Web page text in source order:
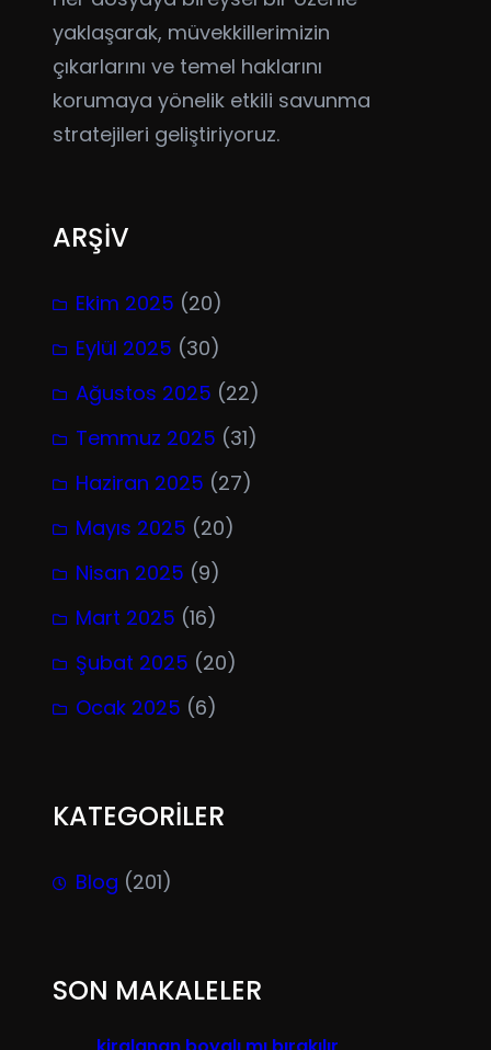
yaklaşarak, müvekkillerimizin
çıkarlarını ve temel haklarını
korumaya yönelik etkili savunma
stratejileri geliştiriyoruz.
ARŞİV
Ekim 2025 (20)
Eylül 2025 (30)
Ağustos 2025 (22)
Temmuz 2025 (31)
Haziran 2025 (27)
Mayıs 2025 (20)
Nisan 2025 (9)
Mart 2025 (16)
Şubat 2025 (20)
Ocak 2025 (6)
KATEGORİLER
Blog (201)
SON MAKALELER